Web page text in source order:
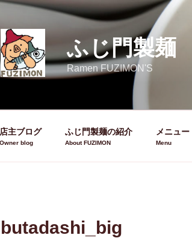
ふじ門製麺
Ramen FUZIMON'S
店主ブログ ふじ門製麺の紹介 メニュー
butadashi_big